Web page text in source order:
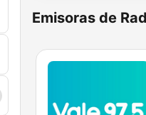
Emisoras de